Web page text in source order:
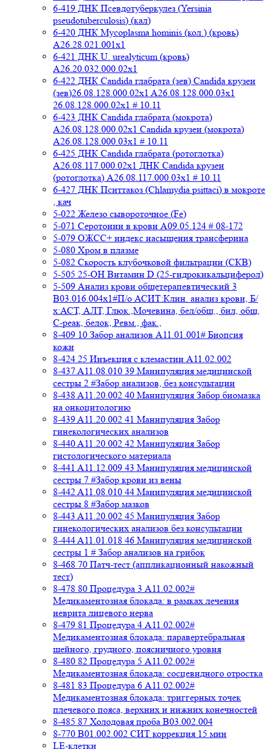
6-419 ДНК Псевдотуберкулез (Yersinia
pseudotuberculosis) (кал)
6-420 ДНК Mycoplasma hominis (кол.) (кровь)
A26.28.021.001x1
6-421 ДНК U. urealyticum (кровь)
A26.20.032.000.02х1
6-422 ДНК Candida глабрата (зев) Candida крузеи
(зев)26.08.128.000.02x1 A26.08.128.000.03x1
26.08.128.000.02x1 # 10.11
6-423 ДНК Candida глабрата (мокрота)
A26.08.128.000.02x1 Candida крузеи (мокрота)
A26.08.128.000.03x1 # 10.11
6-425 ДНК Candida глабрата (ротоглотка)
A26.08.117.000.02x1 ДНК Candida крузеи
(ротоглотка) A26.08.117.000.03x1 # 10.11
6-427 ДНК Пситтакоз (Chlamydia psittaci) в мокроте
, кач
5-022 Железо сывороточное (Fe)
5-071 Серотонин в крови A09.05.124 # 08-172
5-079 ОЖСС+ индекс насыщения трансферина
5-080 Хром в плазме
5-082 Скорость клубочковой фильтрации (СКВ)
5-505 25-ОН Витамин D (25-гидрокикальциферол)
5-509 Анализ крови общетерапевтический 3
B03.016.004x1#П/о АСИТ:Клин. анализ крови, Б/
х:АСТ, АЛТ, Глюк.,Мочевина, бел/общ., бил, общ,
C-реак, белок, Ревм., фак.,
8-409 10 Забор анализов A11.01.001# Биопсия
кожи
8-424 25 Инъекция с клемастин A11.02.002
8-437 A11.08.010 39 Манипуляция медицинской
сестры 2 #Забор анализов, без консультации
8-438 A11.20.002 40 Манипуляция Забор биомазка
на онкоцитологию
8-439 A11.20.002 41 Манипуляция Забор
гинекологических анализов
8-440 A11.20.002 42 Манипуляция Забор
гистологического материала
8-441 A11.12.009 43 Манипуляция медицинской
сестры 7 #Забор крови из вены
8-442 A11.08.010 44 Манипуляция медицинской
сестры 8 #Забор мазков
8-443 A11.20.002 45 Манипуляция Забор
гинекологических анализов без консультации
8-444 A11.01.018 46 Манипуляция медицинской
сестры 1 # Забор анализов на грибок
8-468 70 Патч-тест (аппликационный накожный
тест)
8-478 80 Процедура 3 A11.02.002#
Медикаментозная блокада: в рамках лечения
неврита лицевого нерва
8-479 81 Процедура 4 A11.02.002#
Медикаментозная блокада: паравертебральная
шейного, грудного, поясничного уровня
8-480 82 Процедура 5 A11.02.002#
Медикаментозная блокада: сосцевидного отростка
8-481 83 Процедура 6 A11.02.002#
Медикаментозная блокада: триггерных точек
плечевого пояса, верхних и нижних конечностей
8-485 87 Холодовая проба В03.002.004
8-770 B01.002.002 СИТ коррекция 15 мин
LE-клетки